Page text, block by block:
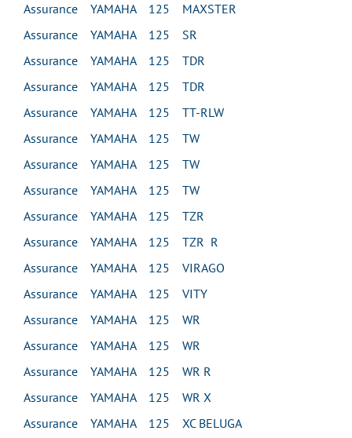
Assurance YAMAHA 125 MAXSTER
Assurance YAMAHA 125 SR
Assurance YAMAHA 125 TDR
Assurance YAMAHA 125 TDR
Assurance YAMAHA 125 TT-RLW
Assurance YAMAHA 125 TW
Assurance YAMAHA 125 TW
Assurance YAMAHA 125 TW
Assurance YAMAHA 125 TZR
Assurance YAMAHA 125 TZR R
Assurance YAMAHA 125 VIRAGO
Assurance YAMAHA 125 VITY
Assurance YAMAHA 125 WR
Assurance YAMAHA 125 WR
Assurance YAMAHA 125 WR R
Assurance YAMAHA 125 WR X
Assurance YAMAHA 125 XC BELUGA